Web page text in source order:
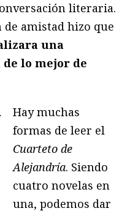
literaria.
amistad hizo que
una
lo mejor de
Hay muchas
formas de leer el
Cuarteto de
Alejandría. Siendo
cuatro novelas en
una, podemos dar